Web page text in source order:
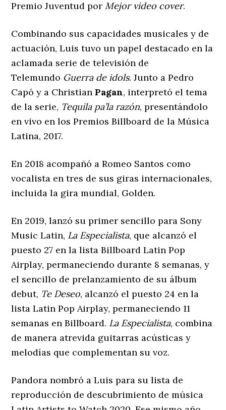
Premio Juventud por Mejor video cover.
Combinando sus capacidades musicales y de
actuación, Luis tuvo un papel destacado en la
aclamada serie de televisión de
Telemundo Guerra de idols. Junto a Pedro
Capó y a ChristianPagan, interpretó el tema
de la serie, Tequila pa’la razón, presentándolo
en vivo en los Premios Billboard de la Música
Latina, 2017.
En 2018 acompañó a Romeo Santos como
vocalista en tres de sus giras internacionales,
incluida la gira mundial, Golden.
En 2019, lanzó su primer sencillo para Sony
Music Latin, La Especialista, que alcanzó el
puesto 27 en la lista Billboard Latin Pop
Airplay, permaneciendo durante 8 semanas, y
el sencillo de prelanzamiento de su álbum
debut, Te Deseo, alcanzó el puesto 24 en la
lista Latin Pop Airplay, permaneciendo 11
semanas en Billboard. La Especialista, combina
de manera atrevida guitarras acústicas y
melodías que complementan su voz.
Pandora nombró a Luis para su lista de
reproducción de descubrimiento de música